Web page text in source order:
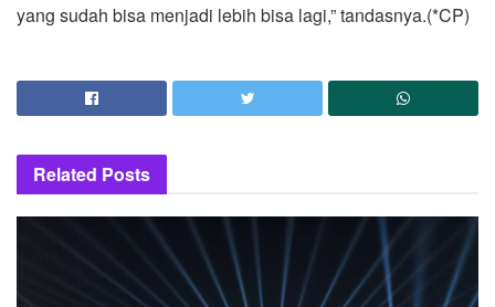
yang sudah bisa menjadi lebih bisa lagi,” tandasnya.(*CP)
Related Posts